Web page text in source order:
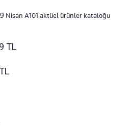
Nisan A101 aktüel ürünler kataloğu
TL